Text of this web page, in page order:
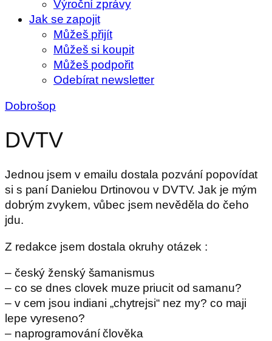
Výroční zprávy
Jak se zapojit
Můžeš přijít
Můžeš si koupit
Můžeš podpořit
Odebírat newsletter
Dobrošop
DVTV
Jednou jsem v emailu dostala pozvání popovídat
si s paní Danielou Drtinovou v DVTV. Jak je mým
dobrým zvykem, vůbec jsem nevěděla do čeho
jdu.
Z redakce jsem dostala okruhy otázek :
– český ženský šamanismus
– co se dnes clovek muze priucit od samanu?
– v cem jsou indiani „chytrejsi“ nez my? co maji
lepe vyreseno?
– naprogramování člověka